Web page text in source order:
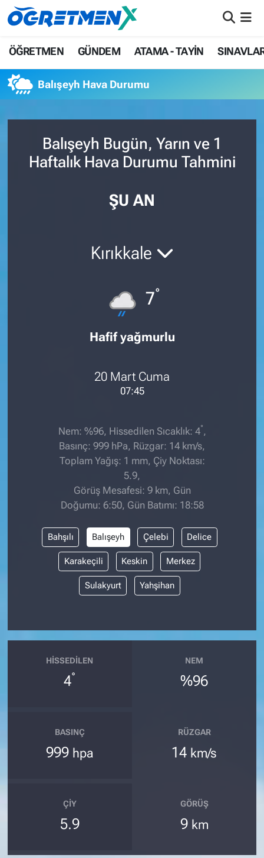
ÖĞRETMEN GÜNDEM ATAMA - TAYİN
Balışeyh Hava Durumu
Balışeyh Bugün, Yarın ve 1
Haftalık Hava Durumu Tahmini
ŞU AN
Kırıkkale
7°
Hafif yağmurlu
20 Mart Cuma
07:45
Nem: %96, Hissedilen Sıcaklık: 4° ,
Basınç: 999 hPa, Rüzgar: 14 km/s,
Toplam Yağış: 1 mm, Çiy Noktası:
5.9,
Görüş Mesafesi: 9 km, Gün
Doğumu: 6:50, Gün Batımı: 18:58
Bahşılı Balışeyh Çelebi Delice
Karakeçili Keskin Merkez
Sulakyurt Yahşihan
HISSEDILEN
4°
NEM
%96
BASINÇ
999 hpa
RÜZGAR
14 km/s
ÇIY
5.9
GÖRÜŞ
9 km
ÖĞRETMEN
SINAVLAR
HAYATIN İÇİNDEN
UZMAN ÖĞRETMENLİK
İstanbul Nöbetçi Eczaneler
İstanbul Trafik Yoğunluk Haritası
Süper Lig Puan Durumu ve Fikstür